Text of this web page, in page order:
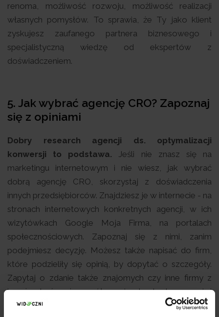
renoma, możliwość rozwoju, możliwość realizacji
własnych pomysłów. To sprawia, że Ty jako klient
zyskujesz zaufanego partnera biznesowego i
specjalistyczną wiedzę od ekspertów z
doświadczeniem.
5. Jak wybrać agencję CRO? Zapoznaj
się z opiniami
Dobry research agencji ds. optymalizacji
konwersji to podstawa. Jeśli nie znasz się na
marketingu internetowym i nie wiesz, jak wybrać
dobrą agencję CRO, skorzystaj z doświadczenia
innych przedsiębiorców. Znajdziesz je w internecie - na
stronach internetowych konkretnych agencji, w ich
wizytówkach Google Moja Firma, na portalach
społecznościowych. Zapoznaj się z nimi, zanim
podejmiesz decyzję. Możesz także napisać do firm,
które podzieliły się opinią, by dopytać o szczegóły.
Zapytaj o zdanie także znajomych czy inne firmy z
branży - być może współpracują z konkretną agencją i
mogą ją polecić.